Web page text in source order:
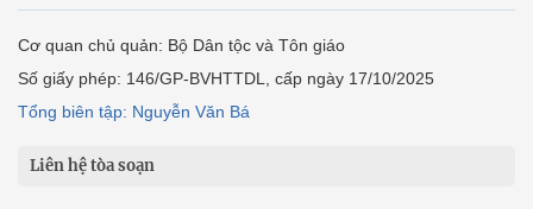
Cơ quan chủ quản: Bộ Dân tộc và Tôn giáo
Số giấy phép: 146/GP-BVHTTDL, cấp ngày 17/10/2025
Tổng biên tập: Nguyễn Văn Bá
Liên hệ tòa soạn